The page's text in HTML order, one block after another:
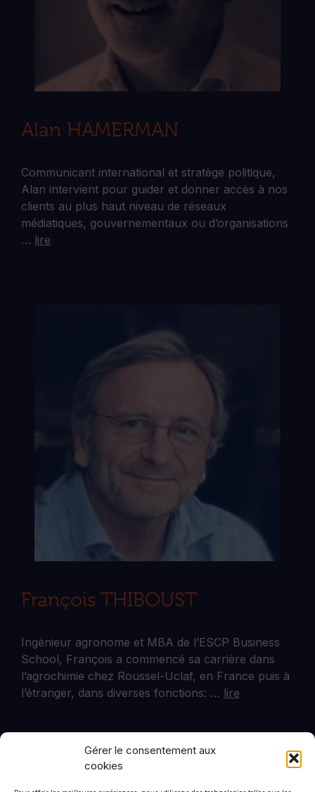
Gérer le consentement aux
cookies
Alan HAMERMAN
Communicant international et stratège politique,
Alan intervient pour guider et donner accès à nos
clients au plus haut niveau de réseaux
médiatiques, gouvernementaux ou d’organisations
… lire
François THIBOUST
Ingénieur agronome et MBA de l’ESCP Business
School, François a commencé sa carrière dans
l’agrochimie chez Roussel-Uclaf, en France puis à
l’étranger, dans diverses fonctions: … lire
Plus d'articles